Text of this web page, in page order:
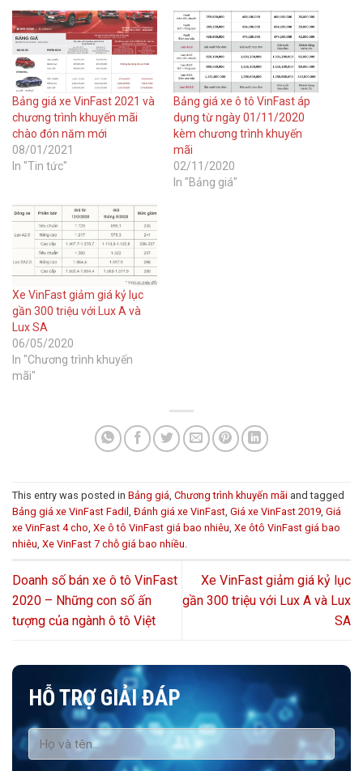
Bảng giá xe VinFast 2021 và
chương trình khuyến mãi
chào đón năm mới
08/01/2021
In "Tin tức"
Bảng giá xe ô tô VinFast áp
dụng từ ngày 01/11/2020
kèm chương trình khuyến
mãi
02/11/2020
In "Bảng giá"
Xe VinFast giảm giá kỷ lục
gần 300 triệu với Lux A và
Lux SA
06/05/2020
In "Chương trình khuyến
mãi"
This entry was posted in Bảng giá, Chương trình khuyến mãi and tagged
Bảng giá xe VinFast Fadil , Đánh giá xe VinFast, Giá xe VinFast 2019, Giá
xe VinFast 4 cho, Xe ô tô VinFast giá bao nhiêu, Xe ôtô VinFast giá bao
nhiêu, Xe VinFast 7 chỗ giá bao nhiều.
Doanh số bán xe ô tô VinFast
2020 – Những con số ấn
tượng của ngành ô tô Việt
Xe VinFast giảm giá kỷ lục
gần 300 triệu với Lux A và Lux
SA
HỖ TRỢ GIẢI ĐÁP